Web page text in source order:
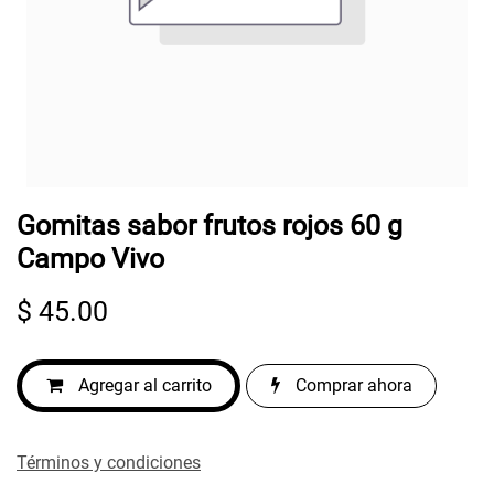
Gomitas sabor frutos rojos 60 g
Campo Vivo
$ 45.00
Agregar al carrito Comprar ahora
Términos y condiciones